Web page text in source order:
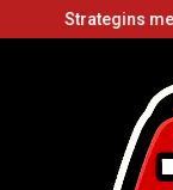
mekanikers